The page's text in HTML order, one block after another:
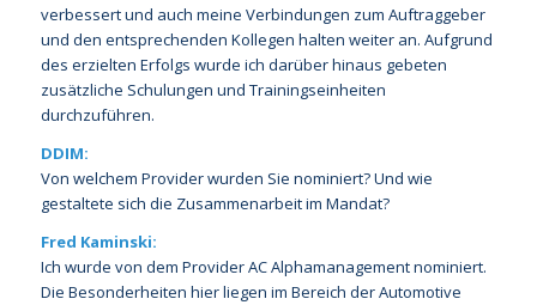
verbessert und auch meine Verbindungen zum Auftraggeber
und den entsprechenden Kollegen halten weiter an. Aufgrund
des erzielten Erfolgs wurde ich darüber hinaus gebeten
zusätzliche Schulungen und Trainingseinheiten
durchzuführen.
DDIM:
Von welchem Provider wurden Sie nominiert? Und wie
gestaltete sich die Zusammenarbeit im Mandat?
Fred Kaminski:
Ich wurde von dem Provider AC Alphamanagement nominiert.
Die Besonderheiten hier liegen im Bereich der Automotive